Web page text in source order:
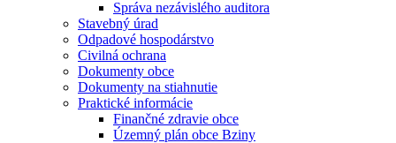
Správa nezávislého auditora
Stavebný úrad
Odpadové hospodárstvo
Civilná ochrana
Dokumenty obce
Dokumenty na stiahnutie
Praktické informácie
Finančné zdravie obce
Územný plán obce Bziny